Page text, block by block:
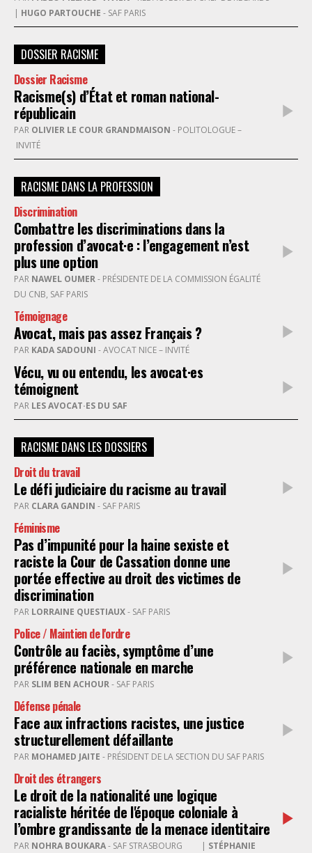
| HUGO PARTOUCHE - SAF PARIS
DOSSIER RACISME
Dossier Racisme
Racisme(s) d’État et roman national-
républicain
PAR OLIVIER LE COUR GRANDMAISON
INVITÉ
RACISME DANS LA PROFESSION
Discrimination
Combattre les discriminations dans la
profession d’avocat·e : l’engagement n’est
plus une option
PAR NAWEL OUMER
DU CNB, SAF PARIS
Témoignage
Avocat, mais pas assez Français ?
PAR KADA SADOUNI - AVOCAT NICE – INVITÉ
Vécu, vu ou entendu, les avocat·es
témoignent
PAR LES AVOCAT·ES DU SAF
RACISME DANS LES DOSSIERS
Droit du travail
Le défi judiciaire du racisme au travail
PAR CLARA GANDIN - SAF PARIS
Féminisme
Pas d’impunité pour la haine sexiste et
raciste la Cour de Cassation donne une
portée effective au droit des victimes de
discrimination
PAR LORRAINE QUESTIAUX- SAF PARIS
Police / Maintien de l'ordre
Contrôle au faciès, symptôme d’une
préférence nationale en marche
PAR SLIM BEN ACHOUR- SAF PARIS
Défense pénale
Face aux infractions racistes, une justice
structurellement défaillante
PAR MOHAMED JAITE - PRÉSIDENT DE LA SECTION DU SAF PARIS
Droit des étrangers
Le droit de la nationalité une logique
racialiste héritée de l'époque coloniale à
l’ombre grandissante de la menace identitaire
PAR NOHRA BOUKARA- SAF STRASBOURG | STÉPHANIE